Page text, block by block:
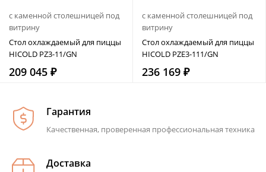
с каменной столешницей под
витрину
Стол охлаждаемый для пиццы
HICOLD PZ3-11/GN
209 045 ₽
с каменной столешницей под
витрину
Стол охлаждаемый для пиццы
HICOLD PZE3-111/GN
236 169 ₽
Гарантия
Качественная, проверенная профессиональная техника
Доставка